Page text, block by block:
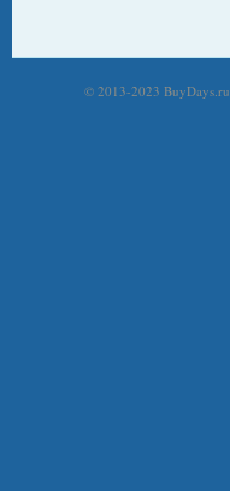
© 2013-2023 BuyDays.ru